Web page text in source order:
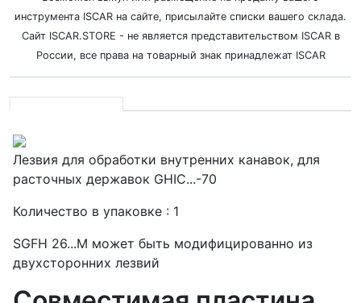
инструмента ISCAR на сайте, присылайте списки вашего склада.
Сайт ISCAR.STORE - не является представительством ISCAR в
России, все права на товарный знак принадлежат ISCAR
Лезвия для обработки внутренних канавок, для
расточных державок GHIC...-70
Количество в упаковке : 1
SGFH 26...M может быть модифицированно из
двухсторонних лезвий